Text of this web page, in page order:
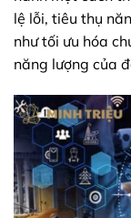
lệ lỗi, tiêu thụ
như tối ưu hóa
năng lượng của